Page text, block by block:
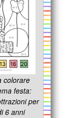
colorare
festa:
per
6 anni